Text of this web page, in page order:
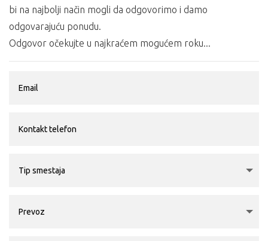
bi na najbolji način mogli da odgovorimo i damo
odgovarajuću ponudu.
Odgovor očekujte u najkraćem mogućem roku...